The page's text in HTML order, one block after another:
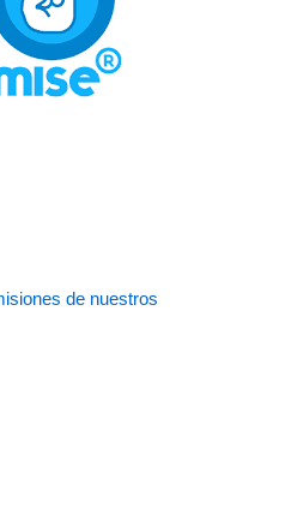
de nuestros